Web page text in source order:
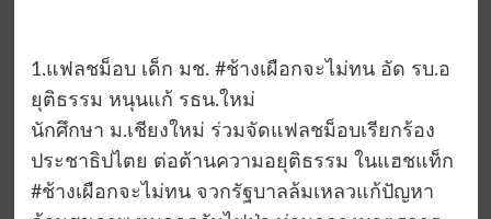
1.แฟลชม็อบ เด็ก มช. #ช้างเผือกจะไม่ทน อัด รบ.อ
ยุติธรรม หนุนแก้ รธน.ใหม่
นักศึกษา ม.เชียงใหม่ ร่วมจัดแฟลชม็อบเรียกร้อง
ประชาธิปไตย ต่อต้านความอยุติธรรม ในแฮชแท็ก
#ช้างเผือกจะไม่ทน จวกรัฐบาลล้มเหลวแก้ปัญหา